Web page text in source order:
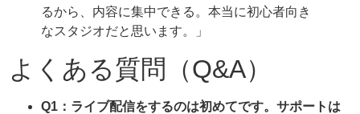
るから、内容に集中できる。本当に初心者向き
なスタジオだと思います。」
よくある質問（Q&A）
Q1：ライブ配信をするのは初めてです。サポートは